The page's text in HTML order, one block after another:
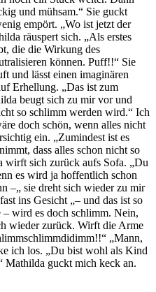
und mühsam.“ Sie guckt
empört. „Wo ist jetzt der
räuspert sich. „Als erstes
die die Wirkung des
können. Puff!!“ Sie
und lässt einen imaginären
Erhellung. „Das ist zum
beugt sich zu mir vor und
so schlimm werden wird.“ Ich
doch schön, wenn alles nicht
ein. „Zumindest ist es
dass alles schon nicht so
wirft sich zurück aufs Sofa. „Du
es wird ja hoffentlich schon
–„ sie dreht sich wieder zu mir
ins Gesicht „– und das ist so
wird es doch schlimm. Nein,
wieder zurück. Wirft die Arme
„Mann,
ich los. „Du bist wohl als Kind
Mathilda guckt mich keck an.